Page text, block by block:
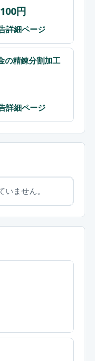
円
詳細ページ
の精錬分割加工
詳細ページ
ません。